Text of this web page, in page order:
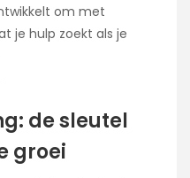
om met
je hulp zoekt als je
de sleutel
groei